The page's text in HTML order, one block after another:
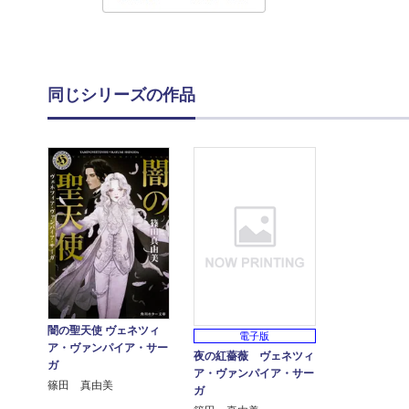
同じシリーズの作品
闇の聖天使 ヴェネツィ
ア・ヴァンパイア・サー
ガ
篠田 真由美
電子版
夜の紅薔薇 ヴェネツィ
ア・ヴァンパイア・サー
ガ